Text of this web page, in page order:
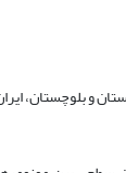
و بلوچستان،